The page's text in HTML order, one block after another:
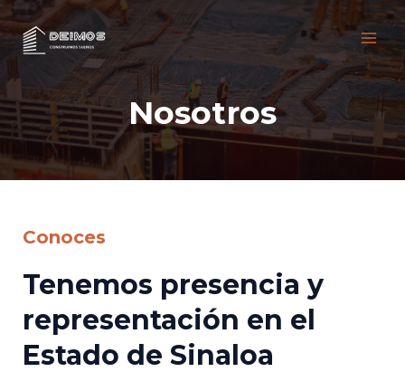
al
contenido
Nosotros
Conoces
Tenemos presencia y
representación en el
Estado de Sinaloa